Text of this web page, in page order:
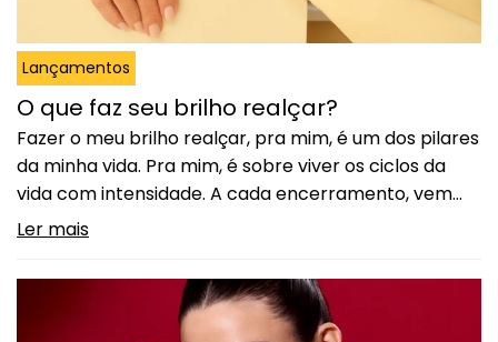
Lançamentos
O que faz seu brilho realçar?
Fazer o meu brilho realçar, pra mim, é um dos pilares
da minha vida. Pra mim, é sobre viver os ciclos da
vida com intensidade. A cada encerramento, vem
um novo começo. E é nesse espaço que a gente
novos motivos pra sorrir. Eu sempre acreditei que o…
O que faz seu brilho realçar?
Ler mais